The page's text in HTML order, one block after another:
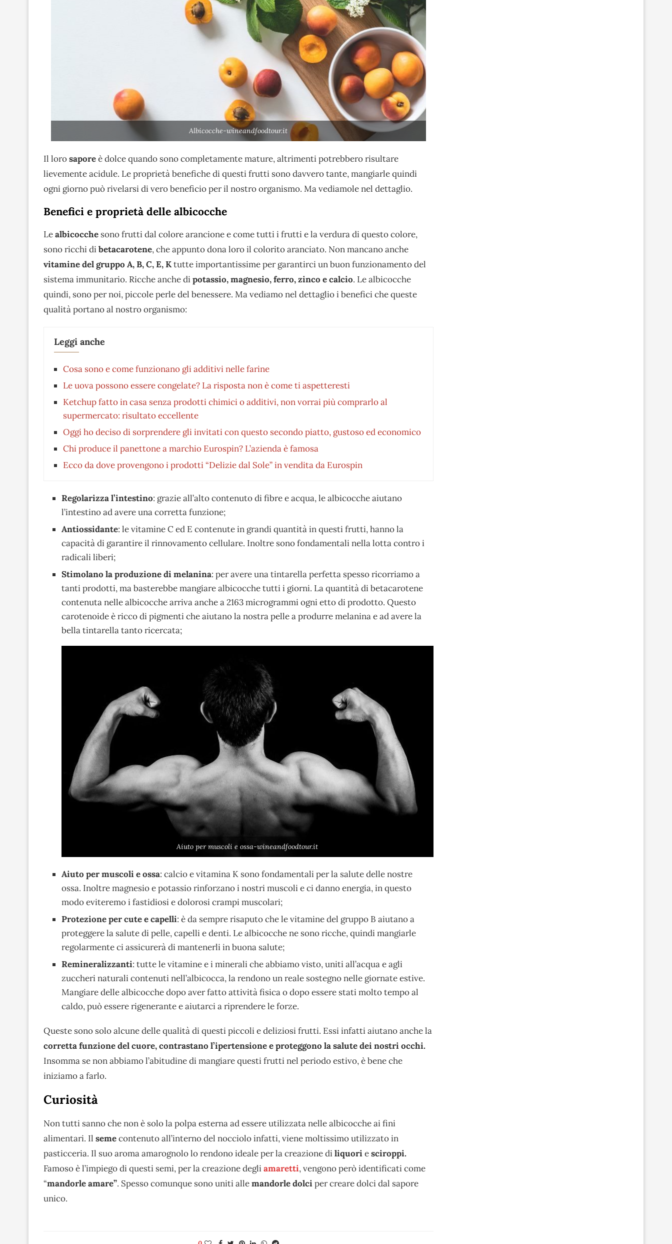
Albicocche-wineandfoodtour.it
Il lorosaporeè dolce quando sono completamente mature, altrimenti potrebbero risultare
lievemente acidule. Le proprietà benefiche di questi frutti sono davvero tante, mangiarle quindi
ogni giorno può rivelarsi di vero beneficio per il nostro organismo. Ma vediamole nel dettaglio.
Benefici e proprietà delle albicocche
Lealbicocche sono frutti dal colore arancione e come tutti i frutti e la verdura di questo colore,
sono ricchi dibetacarotene, che appunto dona loro il colorito aranciato. Non mancano anche
vitaminedel gruppo A, B, C, E, Ktutte importantissime per garantirci un buon funzionamento del
sistema immunitario. Ricche anche dipotassio, magnesio, ferro, zinco e calcio. Le albicocche
quindi, sono per noi, piccole perle del benessere. Ma vediamo nel dettaglio i benefici che queste
qualità portano al nostro organismo:
Leggi anche
Cosa sono e come funzionano gli additivi nelle farine
Le uova possono essere congelate? La risposta non è come ti aspetteresti
Ketchup fatto in casa senza prodotti chimici o additivi, non vorrai più comprarlo al
supermercato: risultato eccellente
Oggi ho deciso di sorprendere gli invitati con questo secondo piatto, gustoso ed economico
Chi produce il panettone a marchio Eurospin? L’azienda è famosa
Ecco da dove provengono i prodotti “Delizie dal Sole” in vendita da Eurospin
Regolarizza l’intestino: grazie all’alto contenuto di fibre e acqua, le albicocche aiutano
l’intestino ad avere una corretta funzione;
Antiossidante: le vitamine C ed E contenute in grandi quantità in questi frutti, hanno la
capacità di garantire il rinnovamento cellulare. Inoltre sono fondamentali nella lotta contro i
radicali liberi;
Stimolano la produzione di melanina: per avere una tintarella perfetta spesso ricorriamo a
tanti prodotti, ma basterebbe mangiare albicocche tutti i giorni. La quantità di betacarotene
contenuta nelle albicocche arriva anche a 2163 microgrammi ogni etto di prodotto. Questo
carotenoide è ricco di pigmenti che aiutano la nostra pelle a produrre melanina e ad avere la
bella tintarella tanto ricercata;
Aiuto per muscoli e ossa-wineandfoodtour.it
Aiuto per muscoli e ossa: calcio e vitamina K sono fondamentali per la salute delle nostre
ossa. Inoltre magnesio e potassio rinforzano i nostri muscoli e ci danno energia, in questo
modo eviteremo i fastidiosi e dolorosi crampi muscolari;
Protezione per cute e capelli: è da sempre risaputo che le vitamine del gruppo B aiutano a
proteggere la salute di pelle, capelli e denti. Le albicocche ne sono ricche, quindi mangiarle
regolarmente ci assicurerà di mantenerli in buona salute;
Remineralizzanti: tutte le vitamine e i minerali che abbiamo visto, uniti all’acqua e agli
zuccheri naturali contenuti nell’albicocca, la rendono un reale sostegno nelle giornate estive.
Mangiare delle albicocche dopo aver fatto attività fisica o dopo essere stati molto tempo al
caldo, può essere rigenerante e aiutarci a riprendere le forze.
Queste sono solo alcune delle qualità di questi piccoli e deliziosi frutti. Essi infatti aiutano anche la
corretta funzione del cuore, contrastano l’ipertensione e proteggono la salute dei nostri occhi.
Insomma se non abbiamo l’abitudine di mangiare questi frutti nel periodo estivo, è bene che
iniziamo a farlo.
Curiosità
Non tutti sanno che non è solo la polpa esterna ad essere utilizzata nelle albicocche ai fini
alimentari. Il semecontenuto all’interno del nocciolo infatti, viene moltissimo utilizzato in
pasticceria. Il suo aroma amarognolo lo rendono ideale per la creazione diliquoriesciroppi.
Famoso è l’impiego di questi semi, per la creazione degliamaretti, vengono però identificati come
“mandorle amare”. Spesso comunque sono uniti allemandorle dolciper creare dolci dal sapore
unico.